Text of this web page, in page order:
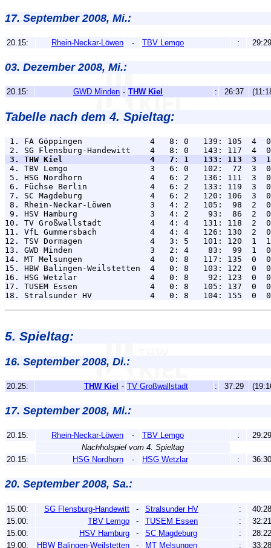
17. September 2008, Mi.:
20.15: Rhein-Neckar-Löwen - TBV Lemgo : 29:29
03. Dezember 2008, Mi.:
20.15: GWD Minden - THW Kiel : 26:37
Tabelle nach dem 4. Spieltag:
1. FA Göppingen              4   8: 0   139: 105  4
3. THW Kiel                  4   7: 1   133: 113  3
4. TBV Lemgo                 3   6: 0   102:  72  3
5. HSG Nordhorn              4   6: 2   136: 111  3
6. Füchse Berlin             4   6: 2   133: 119  3
7. SC Magdeburg              4   6: 2   120: 106  3
8. Rhein-Neckar-Löwen        3   4: 2   105:  98  2
9. HSV Hamburg               3   4: 2    93:  86  2
10. TV Großwallstadt          4   4: 4   131: 118  2
11. VfL Gummersbach           4   4: 4   126: 130  2
12. TSV Dormagen              4   3: 5   101: 120  1
13. GWD Minden                3   2: 4    83:  99  1
14. MT Melsungen              4   0: 8   117: 135  0
15. HBW Balingen-Weilstetten  4   0: 8   103: 122  0
16. HSG Wetzlar               4   0: 8    92: 123  0
17. TUSEM Essen               4   0: 8   105: 137  0
5. Spieltag:
16. September 2008, Di.:
20.25: THW Kiel - TV Großwallstadt : 37:29
17. September 2008, Mi.:
20.15: Rhein-Neckar-Löwen - TBV Lemgo :
29:29
Nachholspiel vom 4. Spieltag
20.15:
HSG Nordhorn - HSG Wetzlar : 36:30
20. September 2008, Sa.:
15.00: SG Flensburg-Handewitt - Stralsunder HV :
40:28
15.00:
TBV Lemgo - TUSEM Essen :
32:21
15.00:
HSV Hamburg - SC Magdeburg :
28:22
19.00:
HBW Balingen-Weilstetten - MT Melsungen :
33:28